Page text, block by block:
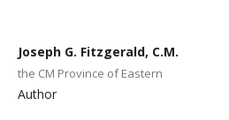
Joseph G. Fitzgerald, C.M.
the CM Province of Eastern
Author